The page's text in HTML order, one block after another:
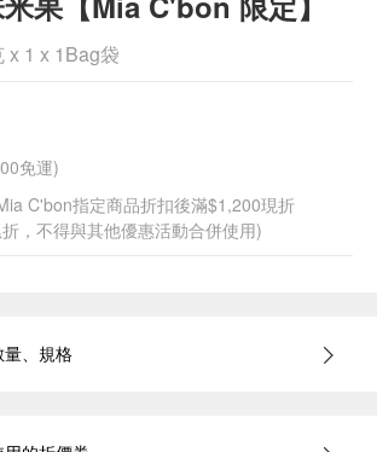
1 x 1Bag袋
免運)
C'bon指定商品折扣後滿$1,200現折
，不得與其他優惠活動合併使用)
、規格